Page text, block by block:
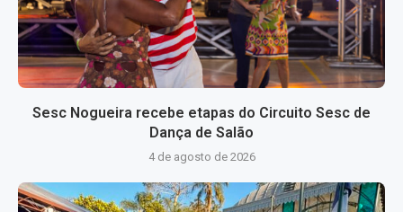
Sesc Nogueira recebe etapas do Circuito Sesc de
Dança de Salão
4 de agosto de 2026